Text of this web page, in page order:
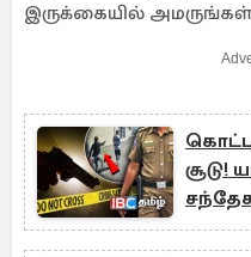
இருக்கையில்
சூடு!